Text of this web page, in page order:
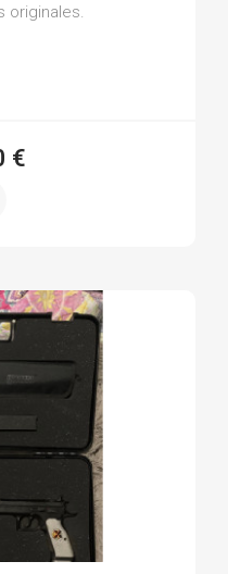
originales.
€